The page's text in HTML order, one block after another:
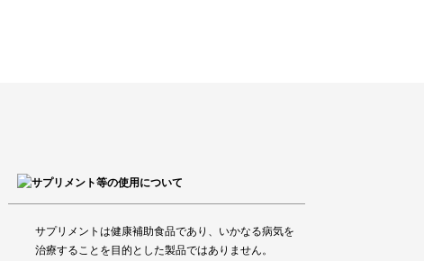
サプリメントは健康補助食品であり、いかなる病気を
治療することを目的とした製品ではありません。